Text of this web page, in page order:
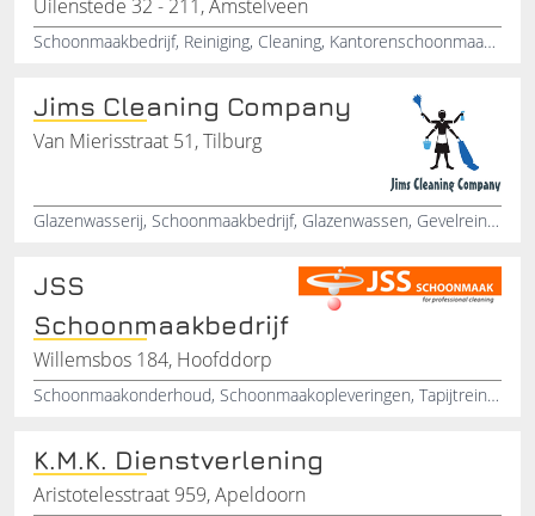
Uilenstede 32 - 211, Amstelveen
Schoonmaakbedrijf, Reiniging, Cleaning, Kantorenschoonmaak, Opleveringsschoonmaak, Glasbewassing, Glazenwasserij
Jims Cleaning Company
Van Mierisstraat 51, Tilburg
Glazenwasserij, Schoonmaakbedrijf, Glazenwassen, Gevelreiniging, Graffitiverwijdering, Kantoorpandenreiniging, Winkelpandenreiniging, Hogedrukreiniging, Noord-Brabant, Tilburg
JSS
Schoonmaakbedrijf
Willemsbos 184, Hoofddorp
Schoonmaakonderhoud, Schoonmaakopleveringen, Tapijtreiniging, Grafittiverwijdering, Grootkeukens, PC-reiniging, Schiphol, Vloeren, Onderhoud, hoofddorp
K.M.K. Dienstverlening
Aristotelesstraat 959, Apeldoorn